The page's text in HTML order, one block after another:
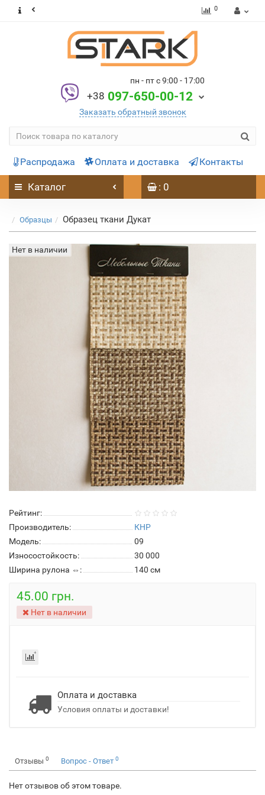
0
пн - пт с 9:00 - 17:00
+38 097-650-00-12
Заказать обратный звонок
Распродажа Оплата и доставка Контакты
Каталог : 0
Образцы Образец ткани Дукат
Нет в наличии
Рейтинг:
Производитель:
КНР
Модель:
09
Износостойкость:
30 000
Ширина рулона ⇔:
140 см
45.00 грн.
Нет в наличии
Оплата и доставка
Условия оплаты и доставки!
Отзывы 0 Вопрос - Ответ 0
Нет отзывов об этом товаре.